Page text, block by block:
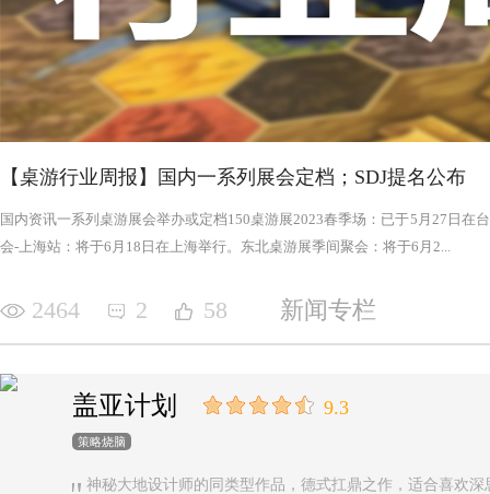
【桌游行业周报】国内一系列展会定档；SDJ提名公布
国内资讯一系列桌游展会举办或定档150桌游展2023春季场：已于5月27日在
会-上海站：将于6月18日在上海举行。东北桌游展季间聚会：将于6月2...
2464 2 58 新闻专栏
盖亚计划 9.3
策略烧脑
神秘大地设计师的同类型作品，德式扛鼎之作，适合喜欢